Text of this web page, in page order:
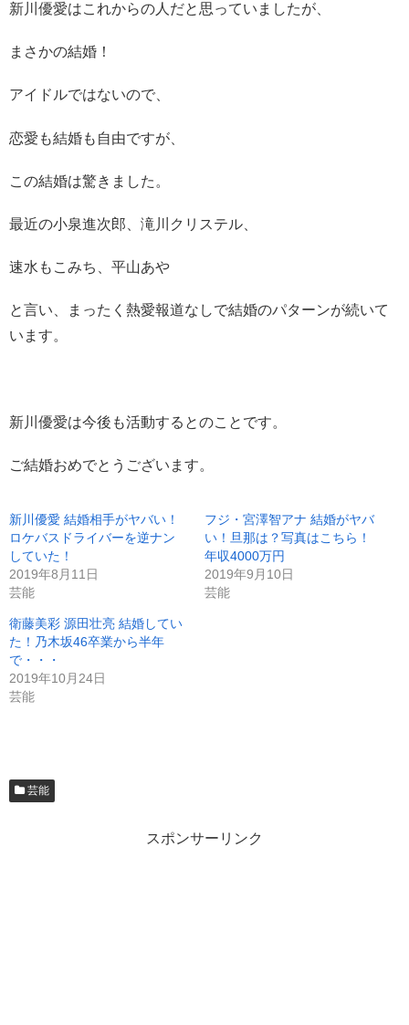
新川優愛はこれからの人だと思っていましたが、
まさかの結婚！
アイドルではないので、
恋愛も結婚も自由ですが、
この結婚は驚きました。
最近の小泉進次郎、滝川クリステル、
速水もこみち、平山あや
と言い、まったく熱愛報道なしで結婚のパターンが続いて
います。
新川優愛は今後も活動するとのことです。
ご結婚おめでとうございます。
新川優愛 結婚相手がヤバい！
ロケバスドライバーを逆ナン
していた！
2019年8月11日
芸能
フジ・宮澤智アナ 結婚がヤバ
い！旦那は？写真はこちら！
年収4000万円
2019年9月10日
芸能
衛藤美彩 源田壮亮 結婚してい
た！乃木坂46卒業から半年
で・・・
2019年10月24日
芸能
芸能
スポンサーリンク